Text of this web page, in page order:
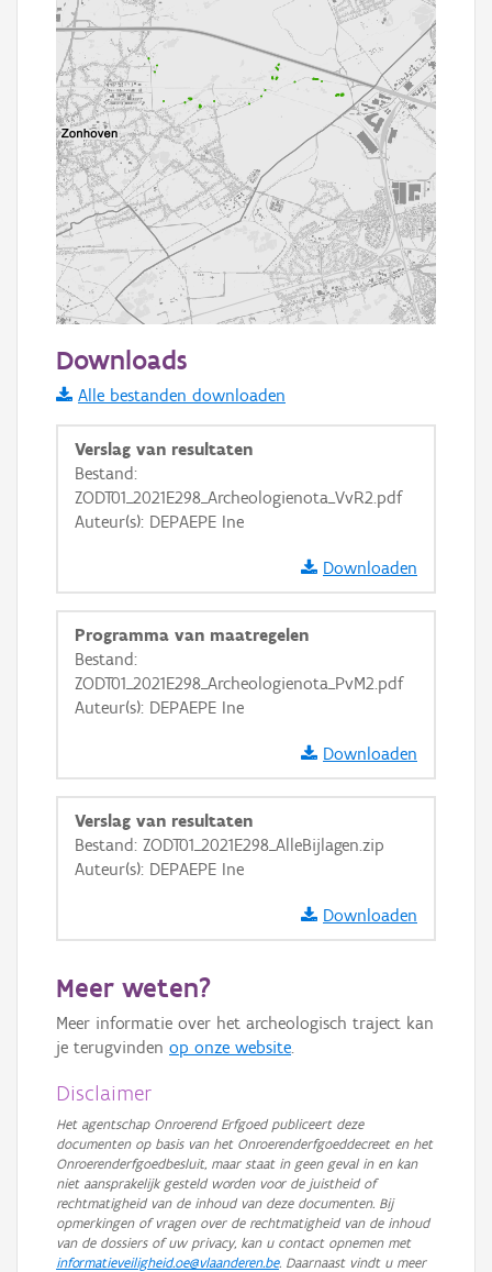
Informatie Vlaanderen
i
+ −
Basis Lagen
OSM-Basiskaart
GRB-Basiskaart
GRB-Basiskaart in grijswaarden
Downloads
Alle bestanden downloaden
Verslag van resultaten
Bestand:
ZODT01_2021E298_Archeologienota_VvR2.pdf
Auteur(s): DEPAEPE Ine
Downloaden
Programma van maatregelen
Bestand:
ZODT01_2021E298_Archeologienota_PvM2.pdf
Auteur(s): DEPAEPE Ine
Downloaden
Verslag van resultaten
Bestand: ZODT01_2021E298_AlleBijlagen.zip
Auteur(s): DEPAEPE Ine
Downloaden
Meer weten?
Meer informatie over het archeologisch traject kan
je terugvinden op onze website.
Disclaimer
Het agentschap Onroerend Erfgoed publiceert deze
documenten op basis van het Onroerenderfgoeddecreet en het
Onroerenderfgoedbesluit, maar staat in geen geval in en kan
niet aansprakelijk gesteld worden voor de juistheid of
rechtmatigheid van de inhoud van deze documenten. Bij
opmerkingen of vragen over de rechtmatigheid van de inhoud
van de dossiers of uw privacy, kan u contact opnemen met
informatieveiligheid.oe@vlaanderen.be. Daarnaast vindt u meer